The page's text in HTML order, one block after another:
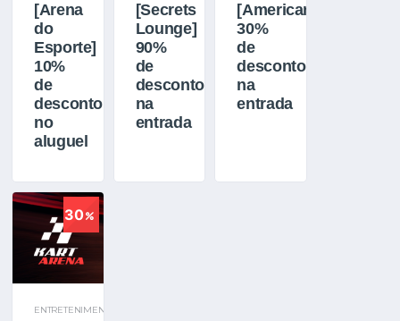
[Arena
do
Esporte]
10%
de
desconto
no
aluguel
[Secrets
Lounge]
90%
de
desconto
na
entrada
[American]
30%
de
desconto
na
entrada
30
ENTRETENIMENTO